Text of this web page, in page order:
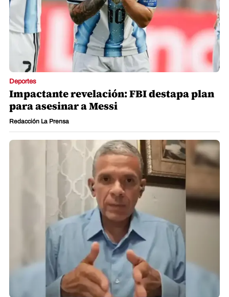
Deportes
Impactante revelación: FBI destapa plan
para asesinar a Messi
Redacción La Prensa